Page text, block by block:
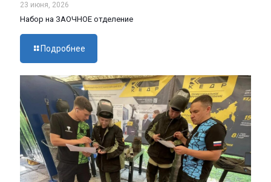
23 июня, 2026
Набор на ЗАОЧНОЕ отделение
Подробнее